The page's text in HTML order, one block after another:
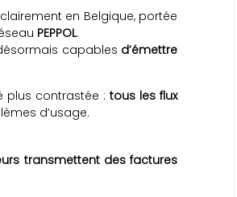
en Belgique, portée
PEPPOL.
capables d’émettre
plus contrastée :tous les flux
d’usage.
transmettent des factures